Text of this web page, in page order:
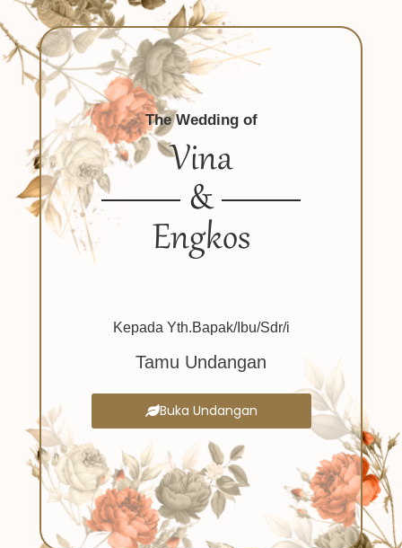
The Wedding of
Vina
&
Engkos
Kepada Yth.Bapak/Ibu/Sdr/i
Tamu Undangan
Buka Undangan